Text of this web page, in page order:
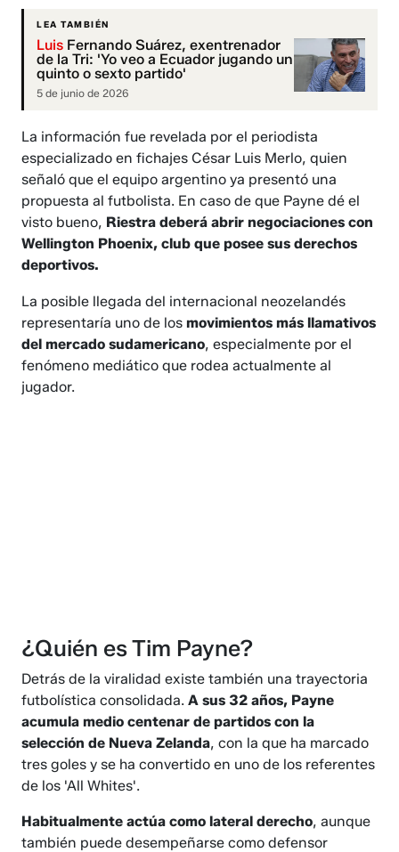
LEA TAMBIÉN
Luis Fernando Suárez, exentrenador
de la Tri: 'Yo veo a Ecuador jugando un
quinto o sexto partido'
5 de junio de 2026
La información fue revelada por el periodista
especializado en fichajes César Luis Merlo, quien
señaló que el equipo argentino ya presentó una
propuesta al futbolista. En caso de que Payne dé el
visto bueno, Riestra deberá abrir negociaciones con
Wellington Phoenix, club que posee sus derechos
deportivos.
La posible llegada del internacional neozelandés
representaría uno de losmovimientos más llamativos
del mercado sudamericano, especialmente por el
fenómeno mediático que rodea actualmente al
jugador.
¿Quién es Tim Payne?
Detrás de la viralidad existe también una trayectoria
futbolística consolidada.A sus 32 años, Payne
acumula medio centenar de partidos con la
selección de Nueva Zelanda, con la que ha marcado
tres goles y se ha convertido en uno de los referentes
de los 'All Whites'.
Habitualmente actúa como lateral derecho, aunque
también puede desempeñarse como defensor